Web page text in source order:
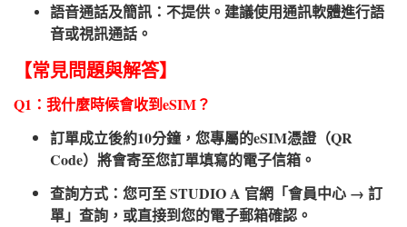
語音通話及簡訊：不提供。建議使用通訊軟體進行語
音或視訊通話。
【常見問題與解答】
Q1：我什麼時候會收到eSIM？
訂單成立後約10分鐘，您專屬的eSIM憑證（QR
Code）將會寄至您訂單填寫的電子信箱。
查詢方式：您可至 STUDIO A 官網「會員中心 → 訂
單」查詢，或直接到您的電子郵箱確認。